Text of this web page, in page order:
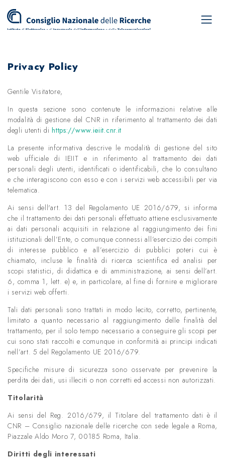
Privacy Policy
Gentile Visitatore,
In questa sezione sono contenute le informazioni relative alle
modalità di gestione del CNR in riferimento al trattamento dei dati
degli utenti dihttps://www.ieiit.cnr.it
La presente informativa descrive le modalità di gestione del sito
web ufficiale di IEIIT e in riferimento al trattamento dei dati
personali degli utenti, identificati o identificabili, che lo consultano
e che interagiscono con esso e con i servizi web accessibili per via
telematica.
Ai sensi dell'art. 13 del Regolamento UE 2016/679, si informa
che il trattamento dei dati personali effettuato attiene esclusivamente
ai dati personali acquisiti in relazione al raggiungimento dei fini
istituzionali dell’Ente, o comunque connessi all’esercizio dei compiti
di interesse pubblico e all’esercizio di pubblici poteri cui è
chiamato, incluse le finalità di ricerca scientifica ed analisi per
scopi statistici, di didattica e di amministrazione, ai sensi dell’art.
6, comma 1, lett. e) e, in particolare, al fine di fornire e migliorare
i servizi web offerti.
Tali dati personali sono trattati in modo lecito, corretto, pertinente,
limitato a quanto necessario al raggiungimento delle finalità del
trattamento, per il solo tempo necessario a conseguire gli scopi per
cui sono stati raccolti e comunque in conformità ai principi indicati
nell’art. 5 del Regolamento UE 2016/679.
Specifiche misure di sicurezza sono osservate per prevenire la
perdita dei dati, usi illeciti o non corretti ed accessi non autorizzati.
Titolarità
Ai sensi del Reg. 2016/679, il Titolare del trattamento dati è il
CNR – Consiglio nazionale delle ricerche con sede legale a Roma,
Piazzale Aldo Moro 7, 00185 Roma, Italia.
Diritti degli interessati